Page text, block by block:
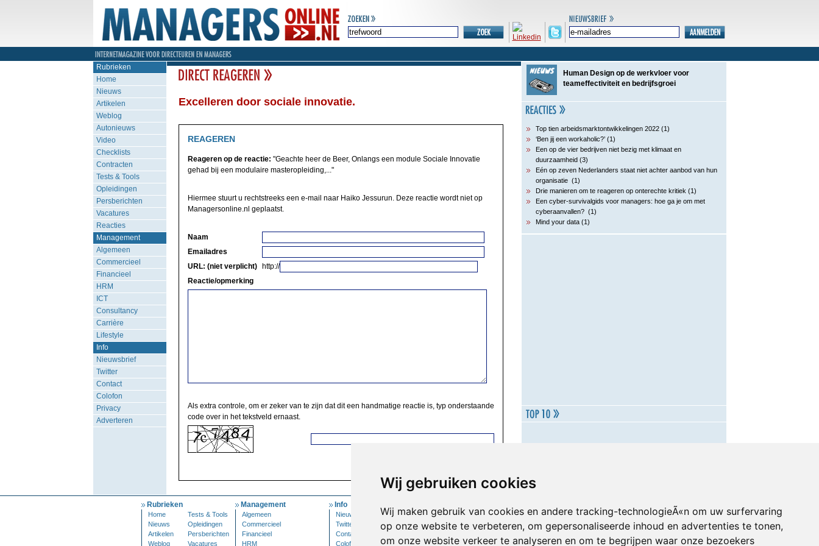
Wij gebruiken cookies
Wij maken gebruik van cookies en andere tracking-technologieÃ«n om uw surfervaring
op onze website te verbeteren, om gepersonaliseerde inhoud en advertenties te tonen,
om onze website verkeer te analyseren en om te begrijpen waar onze bezoekers
Rubrieken
Home
Nieuws
Artikelen
Weblog
Autonieuws
Video
Checklists
Contracten
Tests & Tools
Opleidingen
Persberichten
Vacatures
Reacties
Management
Algemeen
Commercieel
Financieel
HRM
ICT
Consultancy
Carrière
Lifestyle
Info
Nieuwsbrief
Twitter
Contact
Colofon
Privacy
Adverteren
Excelleren door sociale innovatie.
REAGEREN
Reageren op de reactie: "Geachte heer de Beer, Onlangs een module Sociale Innovatie
gehad bij een modulaire masteropleiding,..."
Hiermee stuurt u rechtstreeks een e-mail naar Haiko Jessurun. Deze reactie wordt niet op
Managersonline.nl geplaatst.
Naam
Emailadres
URL: (niet verplicht)
http://
Reactie/opmerking
Als extra controle, om er zeker van te zijn dat dit een handmatige reactie is, typ onderstaande
code over in het tekstveld ernaast.
Human Design op de werkvloer voor
teameffectiviteit en bedrijfsgroei
Top tien arbeidsmarktontwikkelingen 2022 (1)
‘Ben jij een workaholic?’ (1)
Een op de vier bedrijven niet bezig met klimaat en
duurzaamheid (3)
Eén op zeven Nederlanders staat niet achter aanbod van hun
organisatie (1)
Drie manieren om te reageren op onterechte kritiek (1)
Een cyber-survivalgids voor managers: hoe ga je om met
cyberaanvallen? (1)
Mind your data (1)
Rubrieken
Home
Tests & Tools
Nieuws
Opleidingen
Artikelen
Persberichten
Weblog
Vacatures
Management
Algemeen
Commercieel
Financieel
HRM
Info
Nieuwsbrief
Twitter
Contact
Colofon
Inloggen